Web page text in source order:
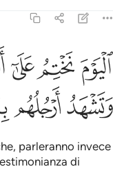
اليوم نختم على افواههم
ٱلْيَوْمَ نَخْتِمُ عَلَىٰٓ أَفْوَٰهِهِمْ
ﲐﲑﲒ
ﲖﲗ
parleranno invece
di